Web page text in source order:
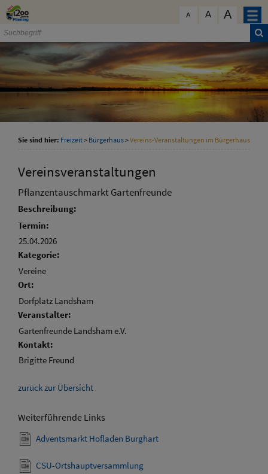
Zum Inhalt
A A A
Sie sind hier: Freizeit> Bürgerhaus>Vereins-Veranstaltungen im Bürgerhaus
Vereinsveranstaltungen
Pflanzentauschmarkt Gartenfreunde
Beschreibung:
Termin:
25.04.2026
Kategorie:
Vereine
Ort:
Dorfplatz Landsham
Veranstalter:
Gartenfreunde Landsham e.V.
Kontakt:
Brigitte Freund
zurück zur Übersicht
Weiterführende Links
Adventsmarkt Hofladen Burghart
CSU-Ortshauptversammlung
schließen